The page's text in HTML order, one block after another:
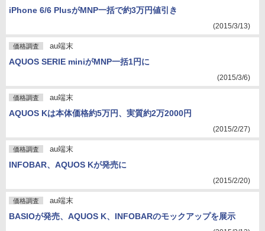
iPhone 6/6 PlusがMNP一括で約3万円値引き
(2015/3/13)
価格調査 au端末
AQUOS SERIE miniがMNP一括1円に
(2015/3/6)
価格調査 au端末
AQUOS Kは本体価格約5万円、実質約2万2000円
(2015/2/27)
価格調査 au端末
INFOBAR、AQUOS Kが発売に
(2015/2/20)
価格調査 au端末
BASIOが発売、AQUOS K、INFOBARのモックアップを展示